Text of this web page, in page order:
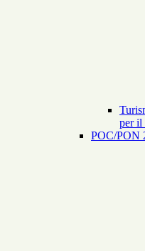
per il
POC/PON